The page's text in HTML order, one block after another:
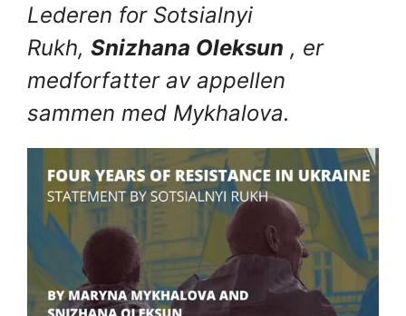
Lederen for Sotsialnyi
Rukh, Snizhana Oleksun , er
medforfatter av appellen
sammen med Mykhalova.